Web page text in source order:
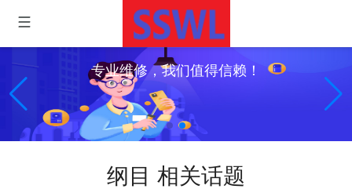
专业维修，我们值得信赖！
纲目 相关话题